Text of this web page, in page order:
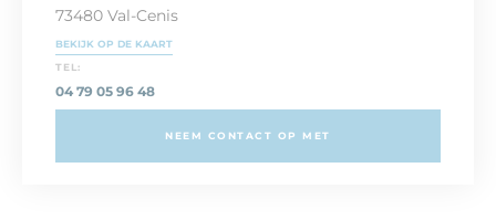
73480 Val-Cenis
BEKIJK OP DE KAART
TEL:
04 79 05 96 48
NEEM CONTACT OP MET